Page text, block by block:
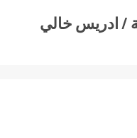
/ ادريس خالي